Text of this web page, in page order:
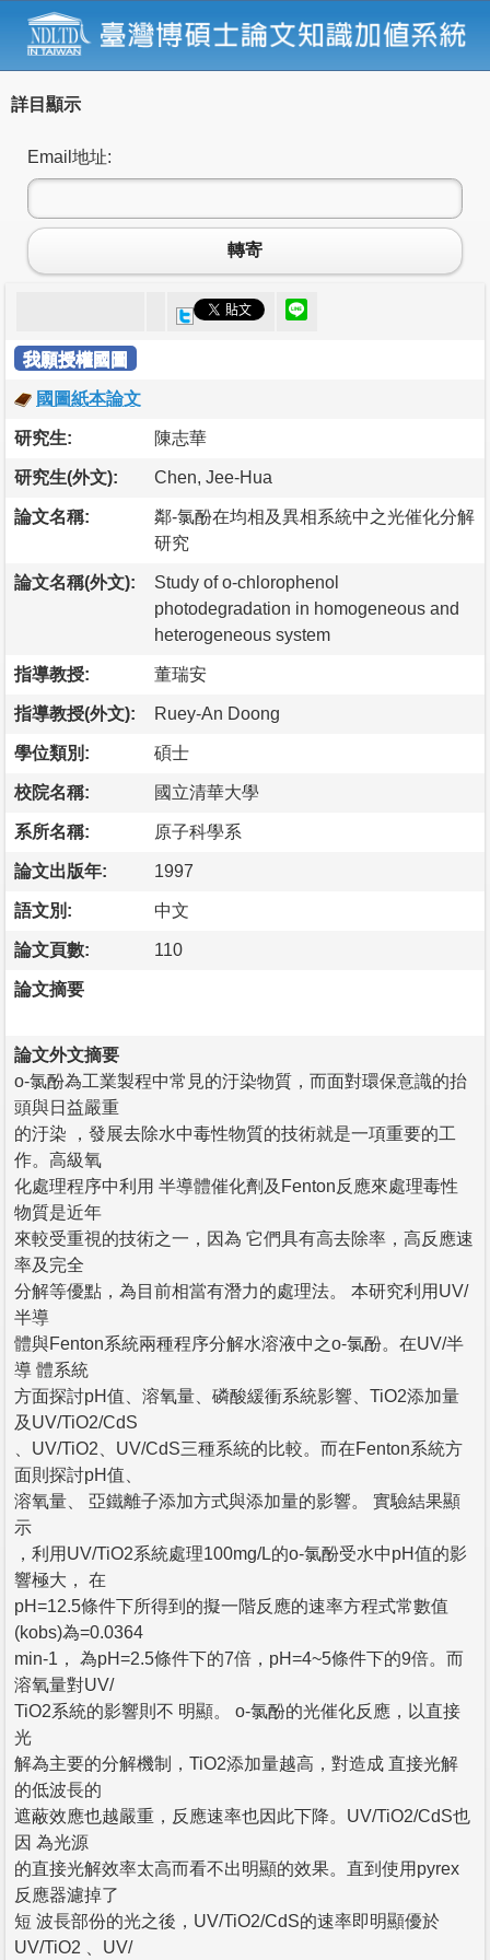
詳目顯示
Email地址:
轉寄
我願授權國圖
國圖紙本論文
研究生: 陳志華
研究生(外文): Chen, Jee-Hua
論文名稱:
鄰-氯酚在均相及異相系統中之光催化分解
研究
論文名稱(外文):
Study of o-chlorophenol
photodegradation in homogeneous and
heterogeneous system
指導教授: 董瑞安
指導教授(外文): Ruey-An Doong
學位類別: 碩士
校院名稱: 國立清華大學
系所名稱: 原子科學系
論文出版年: 1997
語文別: 中文
論文頁數: 110
論文摘要
論文外文摘要
o-氯酚為工業製程中常見的汙染物質，而面對環保意識的抬
頭與日益嚴重
的汙染 ，發展去除水中毒性物質的技術就是一項重要的工
作。高級氧
化處理程序中利用 半導體催化劑及Fenton反應來處理毒性
物質是近年
來較受重視的技術之一，因為 它們具有高去除率，高反應速
率及完全
分解等優點，為目前相當有潛力的處理法。 本研究利用UV/
半導
體與Fenton系統兩種程序分解水溶液中之o-氯酚。在UV/半
導 體系統
方面探討pH值、溶氧量、磷酸緩衝系統影響、TiO2添加量
及UV/TiO2/CdS
、UV/TiO2、UV/CdS三種系統的比較。而在Fenton系統方
面則探討pH值、
溶氧量、 亞鐵離子添加方式與添加量的影響。 實驗結果顯
示
，利用UV/TiO2系統處理100mg/L的o-氯酚受水中pH值的影
響極大， 在
pH=12.5條件下所得到的擬一階反應的速率方程式常數值
(kobs)為=0.0364
min-1， 為pH=2.5條件下的7倍，pH=4~5條件下的9倍。而
溶氧量對UV/
TiO2系統的影響則不 明顯。 o-氯酚的光催化反應，以直接
光
解為主要的分解機制，TiO2添加量越高，對造成 直接光解
的低波長的
遮蔽效應也越嚴重，反應速率也因此下降。UV/TiO2/CdS也
因 為光源
的直接光解效率太高而看不出明顯的效果。直到使用pyrex
反應器濾掉了
短 波長部份的光之後，UV/TiO2/CdS的速率即明顯優於
UV/TiO2 、UV/